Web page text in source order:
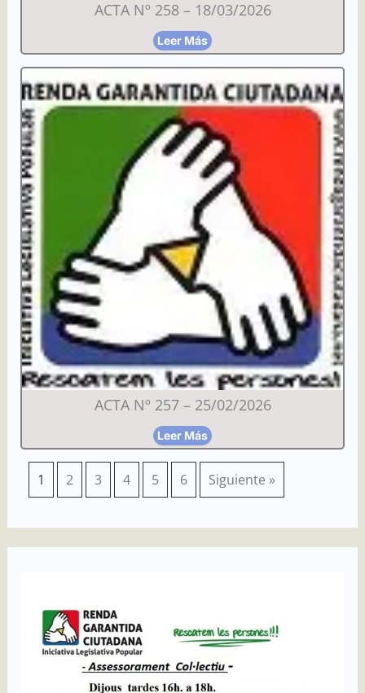
ACTA Nº 258 – 18/03/2026
Leer Más
ACTA Nº 257 – 25/02/2026
Leer Más
1 2 3 4 5 6 Siguiente »